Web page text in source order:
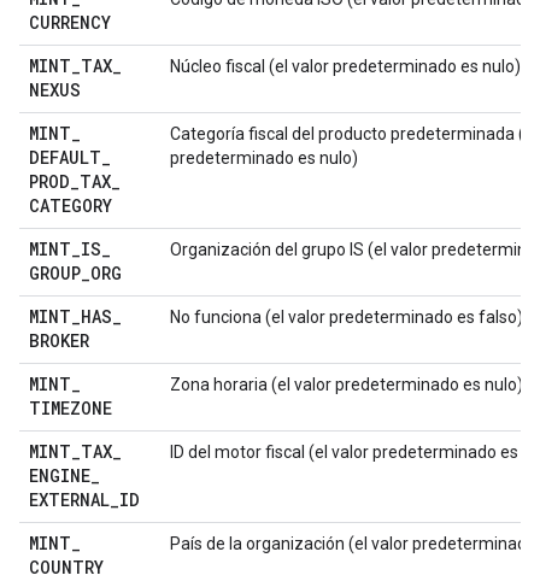
CURRENCY
MINT TAX
NEXUS
Núcleo fiscal (el valor predeterminado es nulo)
MINT
DEFAULT
PROD TAX
CATEGORY
Categoría fiscal del producto predeterminada
predeterminado es nulo)
MINT IS
GROUP ORG
Organización del grupo IS (el valor
MINT HAS
BROKER
No funciona (el valor predeterminado es falso)
MINT
TIMEZONE
Zona horaria (el valor predeterminado es nulo)
MINT TAX
ENGINE
EXTERNAL ID
ID del motor fiscal (el valor predeterminado es
MINT
COUNTRY
País de la organización (el valor predeterminado